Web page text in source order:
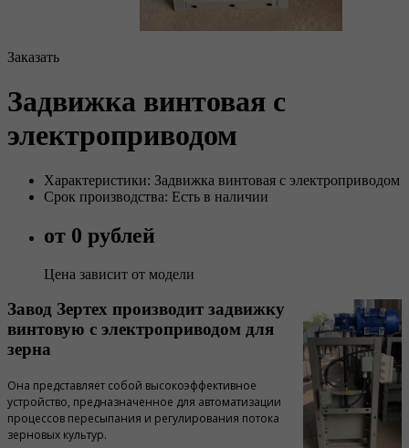
Заказать
Задвижка винтовая с
электроприводом
Характеристики: Задвижка винтовая с электроприводом
Срок производства: Есть в наличии
от 0 рублей
Цена зависит от модели
Завод Зертех производит задвижку
винтовую с электроприводом для
зерна
Она представляет собой высокоэффективное
устройство, предназначенное для автоматизации
процессов пересыпания и регулирования потока
зерновых культур.